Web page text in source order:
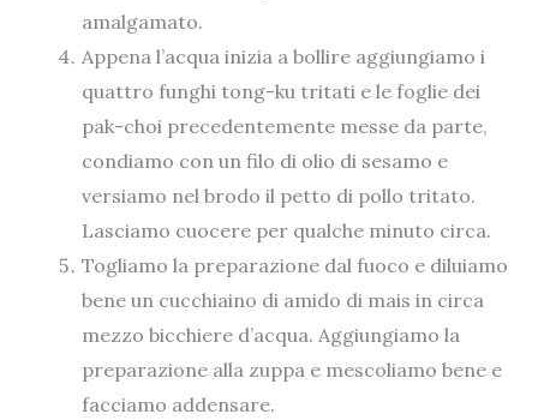
amalgamato.
Appena l’acqua inizia a bollire aggiungiamo i
quattro funghi tong-ku tritati e le foglie dei
pak-choi precedentemente messe da parte,
condiamo con un filo di olio di sesamo e
versiamo nel brodo il petto di pollo tritato.
Lasciamo cuocere per qualche minuto circa.
Togliamo la preparazione dal fuoco e diluiamo
bene un cucchiaino di amido di mais in circa
mezzo bicchiere d’acqua. Aggiungiamo la
preparazione alla zuppa e mescoliamo bene e
facciamo addensare.